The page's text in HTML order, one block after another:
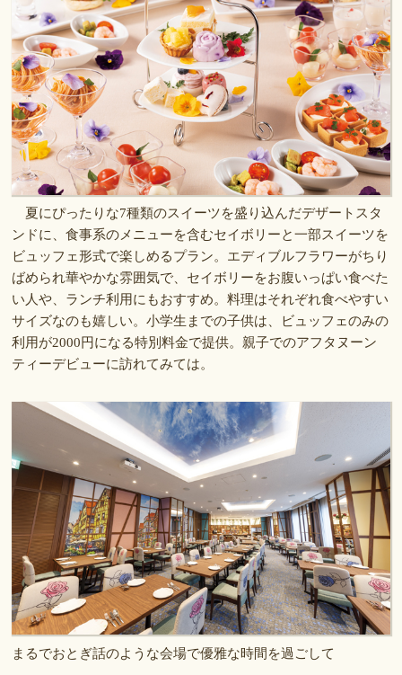
夏にぴったりな7種類のスイーツを盛り込んだデザートスタ
ンドに、食事系のメニューを含むセイボリーと一部スイーツを
ビュッフェ形式で楽しめるプラン。エディブルフラワーがちり
ばめられ華やかな雰囲気で、セイボリーをお腹いっぱい食べた
い人や、ランチ利用にもおすすめ。料理はそれぞれ食べやすい
サイズなのも嬉しい。小学生までの子供は、ビュッフェのみの
利用が2000円になる特別料金で提供。親子でのアフタヌーン
ティーデビューに訪れてみては。
まるでおとぎ話のような会場で優雅な時間を過ごして